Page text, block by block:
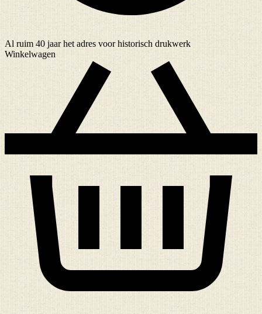
Al ruim 40 jaarhet adres voor historisch drukwerk
Winkelwagen